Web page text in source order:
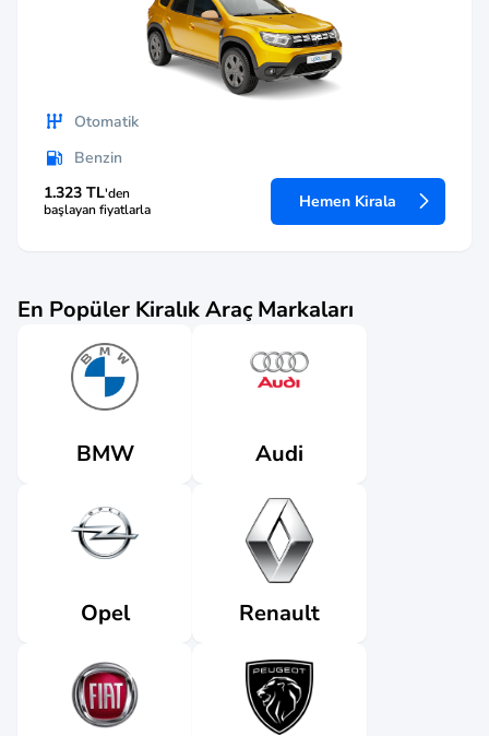
Otomatik
Benzin
1.323 TL'den
başlayan fiyatlarla
Hemen Kirala
En Popüler Kiralık Araç Markaları
BMW Audi
Opel Renault